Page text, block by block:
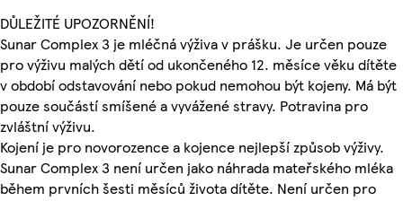
DŮLEŽITÉ UPOZORNĚNÍ!
Sunar Complex 3 je mléčná výživa v prášku. Je určen pouze
pro výživu malých dětí od ukončeného 12. měsíce věku dítěte
v období odstavování nebo pokud nemohou být kojeny. Má být
pouze součástí smíšené a vyvážené stravy. Potravina pro
zvláštní výživu.
Kojení je pro novorozence a kojence nejlepší způsob výživy.
Sunar Complex 3 není určen jako náhrada mateřského mléka
během prvních šesti měsíců života dítěte. Není určen pro